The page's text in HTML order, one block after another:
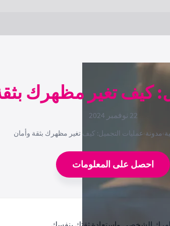
كيف تغير مظهرك
22 نوفمبر 2024
›مدونة›عمليات التجميل: كيف تغير مظهرك بثقة وأمان
احصل على المعلومات